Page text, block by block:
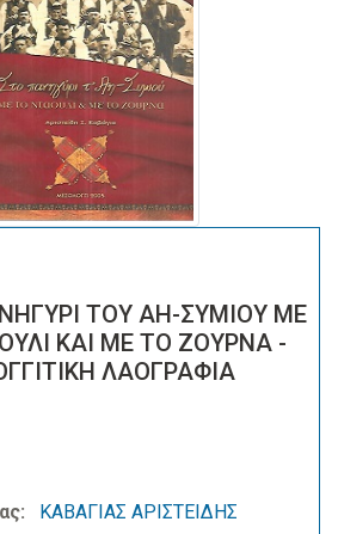
ΤΟΥ ΑΗ-ΣΥΜΙΟΥ ΜΕ
ΚΑΙ ΜΕ ΤΟ ΖΟΥΡΝΑ -
ΛΑΟΓΡΑΦΙΑ
ΚΑΒΑΓΙΑΣ ΑΡΙΣΤΕΙΔΗΣ